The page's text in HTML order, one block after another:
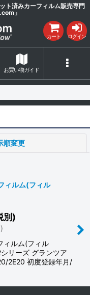
ト済みカーフィルム販売専門
」
カート ログイン
お買い物ガイド
順変更
ィルム(フィル
別)
)
ィルム(フィル
リーズ グランツア
2E20 初度登録年月/